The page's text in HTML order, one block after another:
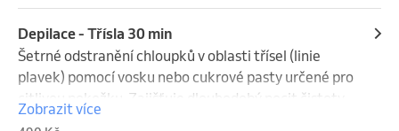
míst. Na závěr je aplikováno sérum proti zarůstání a
růstu chloupků pro zklidnění pokožky a lepší
regeneraci.
⚠️ Pro správné provedení depilace je potřeba, aby
chloupky měly délku přibližně 5–10 mm.
Depilace - Třísla 30 min
Šetrné odstranění chloupků v oblasti třísel (linie
plavek) pomocí vosku nebo cukrové pasty určené pro
citlivou pokožku. Zajišťuje dlouhodobý pocit čistoty
a hladkosti s minimálním podrážděním.
Zobrazit více